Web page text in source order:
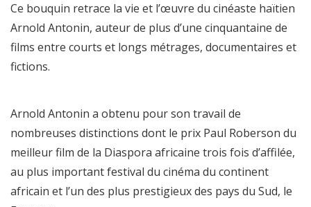
Ce bouquin retrace la vie et l’œuvre du cinéaste haïtien
Arnold Antonin, auteur de plus d’une cinquantaine de
films entre courts et longs métrages, documentaires et
fictions.
Arnold Antonin a obtenu pour son travail de
nombreuses distinctions dont le prix Paul Roberson du
meilleur film de la Diaspora africaine trois fois d’affilée,
au plus important festival du cinéma du continent
africain et l’un des plus prestigieux des pays du Sud, le